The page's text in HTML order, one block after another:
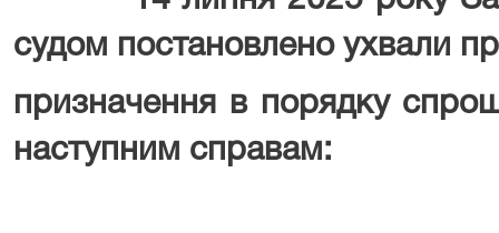
судом постановлено ухвали
призначення в порядку
наступним справам: